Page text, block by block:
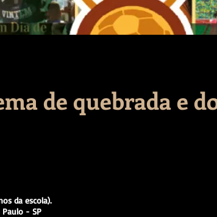
de quebrada e
da escola).
Paulo - SP